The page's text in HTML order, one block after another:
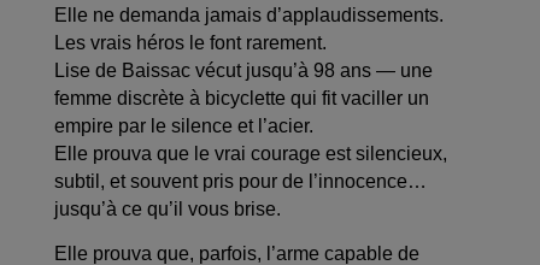
Elle ne demanda jamais d’applaudissements.
Les vrais héros le font rarement.
Lise de Baissac vécut jusqu’à 98 ans — une
femme discrète à bicyclette qui fit vaciller un
empire par le silence et l’acier.
Elle prouva que le vrai courage est silencieux,
subtil, et souvent pris pour de l’innocence…
jusqu’à ce qu’il vous brise.
Elle prouva que, parfois, l’arme capable de